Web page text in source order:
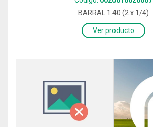
BARRAL 1.40 (2 x 1/4)
Ver producto